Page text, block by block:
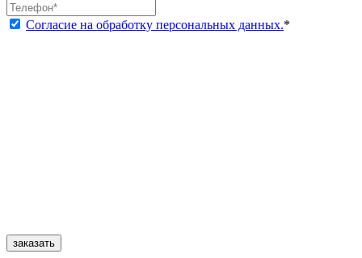
Согласие на обработку персональных данных.*
заказать